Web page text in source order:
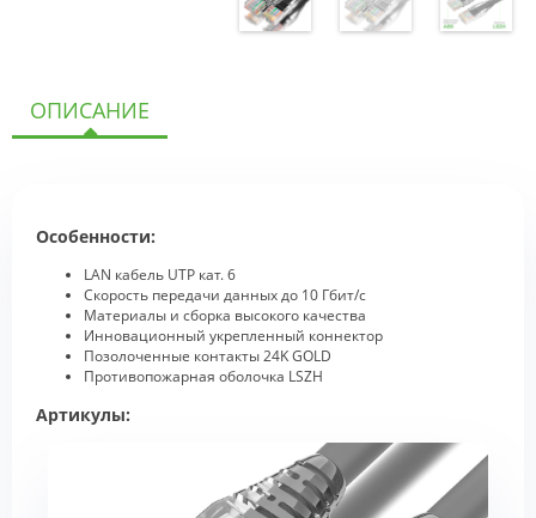
ОПИСАНИЕ
Особенности:
LAN кабель UTP кат. 6
Скорость передачи данных до 10 Гбит/с
Материалы и сборка высокого качества
Инновационный укрепленный коннектор
Позолоченные контакты 24K GOLD
Противопожарная оболочка LSZH
Артикулы: